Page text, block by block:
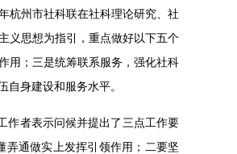
杭州市社科联在社科理论研究、社
义思想为指引，重点做好以下五个
用；三是统筹联系服务，强化社科
身建设和服务水平。
作者表示问候并提出了三点工作要
弄通做实上发挥引领作用；二要坚